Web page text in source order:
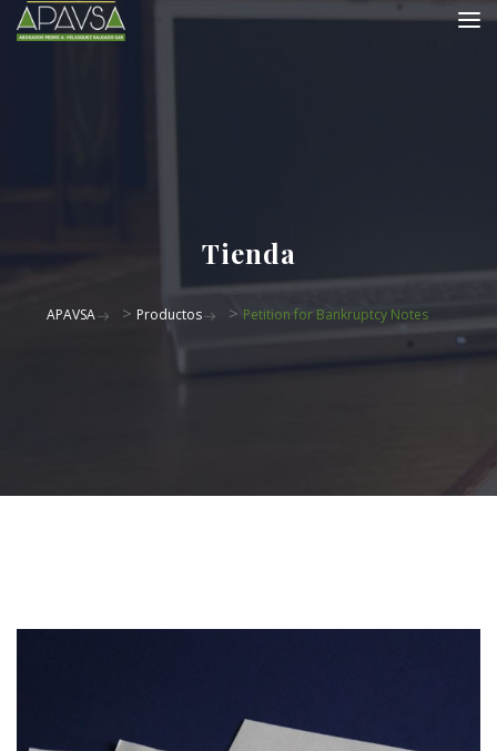
Tienda
APAVSA > Productos > Petition for Bankruptcy Notes